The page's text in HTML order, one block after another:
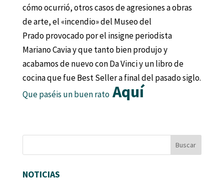
cómo ocurrió, otros casos de agresiones a obras
de arte, el «incendio» del Museo del
Prado provocado por el insigne periodista
Mariano Cavia y que tanto bien produjo y
acabamos de nuevo con Da Vinci y un libro de
cocina que fue Best Seller a final del pasado siglo.
Que paséis un buen ratoAquí
NOTICIAS